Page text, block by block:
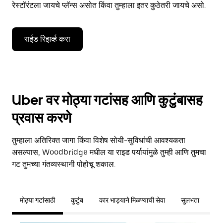
रेस्टॉरंटला जायचे प्लॅन्स असोत किंवा तुम्हाला इतर कुठेतरी जायचे असो.
राईड रिझर्व्ह करा
Uber वर मोठ्या गटांसह आणि कुटुंबासह
प्रवास करणे
तुम्हाला अतिरिक्त जागा किंवा विशेष सोयी-सुविधांची आवश्यकता
असल्यास, Woodbridge मधील या राइड पर्यायांमुळे तुम्ही आणि तुमचा
गट तुमच्या गंतव्यस्थानी पोहोचू शकाल.
मोठ्या गटांसाठी कुटुंब कार भाड्याने मिळण्याची सेवा सुलभता